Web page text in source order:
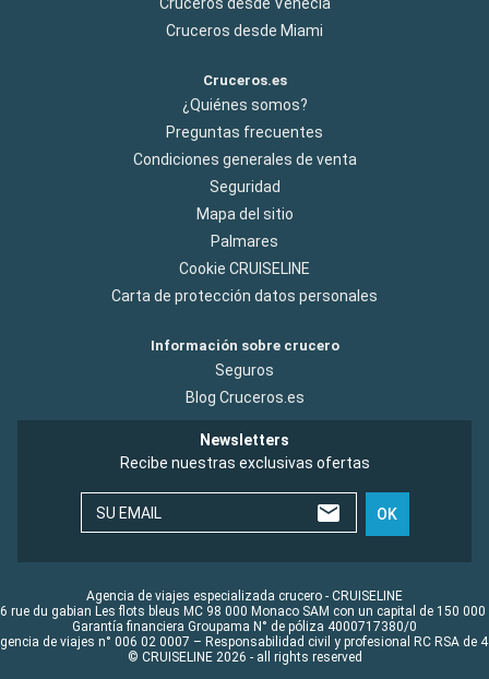
Cruceros desde Miami
Cruceros.es
¿Quiénes somos?
Preguntas frecuentes
Condiciones generales de venta
Seguridad
Mapa del sitio
Palmares
Cookie CRUISELINE
Carta de protección datos personales
Información sobre crucero
Seguros
Blog Cruceros.es
Newsletters
Recibe nuestras exclusivas ofertas
SU EMAIL OK
Agencia de viajes especializada crucero - CRUISELINE
rue du gabian Les flots bleus MC 98 000 Monaco SAM con un capital de 150 000
Garantía financiera Groupama N° de póliza 4000717380/0
de viajes n° 006 02 0007 – Responsabilidad civil y profesional RC RSA de
© CRUISELINE 2026 - all rights reserved